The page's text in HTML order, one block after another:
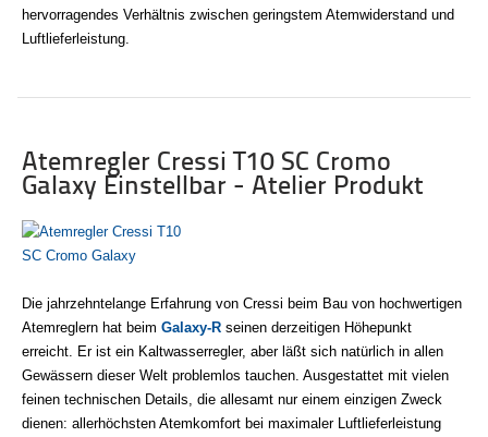
hervorragendes Verhältnis zwischen geringstem Atemwiderstand und
Luftlieferleistung.
Atemregler Cressi T10 SC Cromo
Galaxy Einstellbar - Atelier Produkt
Die jahrzehntelange Erfahrung von Cressi beim Bau von hochwertigen
Atemreglern hat beim Galaxy-R seinen derzeitigen Höhepunkt
erreicht. Er ist ein Kaltwasserregler, aber läßt sich natürlich in allen
Gewässern dieser Welt problemlos tauchen. Ausgestattet mit vielen
feinen technischen Details, die allesamt nur einem einzigen Zweck
dienen: allerhöchsten Atemkomfort bei maximaler Luftlieferleistung